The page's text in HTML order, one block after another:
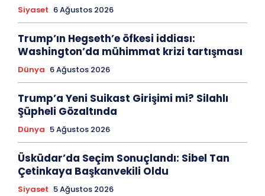
Siyaset 6 Ağustos 2026
Trump’ın Hegseth’e öfkesi iddiası:
Washington’da mühimmat krizi tartışması
Dünya 6 Ağustos 2026
Trump’a Yeni Suikast Girişimi mi? Silahlı
Şüpheli Gözaltında
Dünya 5 Ağustos 2026
Üsküdar’da Seçim Sonuçlandı: Sibel Tan
Çetinkaya Başkanvekili Oldu
Siyaset 5 Ağustos 2026